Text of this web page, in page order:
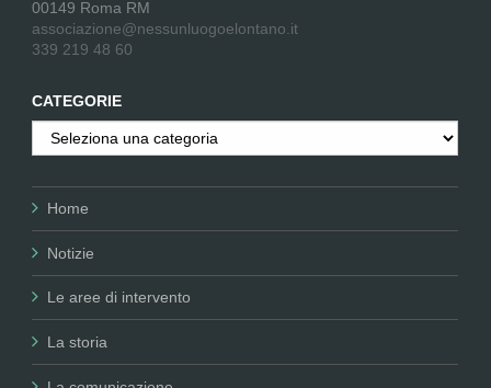
00149 Roma RM
associazione@nessunluogoelontano.it
339 219 48 60
CATEGORIE
Categorie
Home
Notizie
Le aree di intervento
La storia